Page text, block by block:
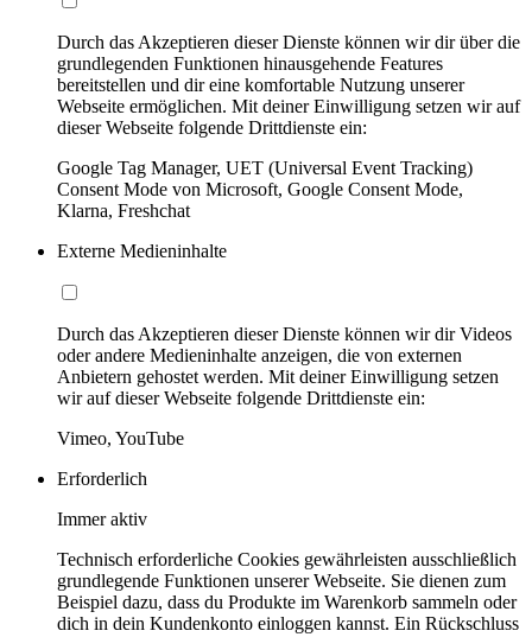
Durch das Akzeptieren dieser Dienste können wir dir über die
grundlegenden Funktionen hinausgehende Features
bereitstellen und dir eine komfortable Nutzung unserer
Webseite ermöglichen. Mit deiner Einwilligung setzen wir auf
dieser Webseite folgende Drittdienste ein:
Google Tag Manager, UET (Universal Event Tracking)
Consent Mode von Microsoft, Google Consent Mode,
Klarna, Freshchat
Externe Medieninhalte
Durch das Akzeptieren dieser Dienste können wir dir Videos
oder andere Medieninhalte anzeigen, die von externen
Anbietern gehostet werden. Mit deiner Einwilligung setzen
wir auf dieser Webseite folgende Drittdienste ein:
Vimeo, YouTube
Erforderlich
Immer aktiv
Technisch erforderliche Cookies gewährleisten ausschließlich
grundlegende Funktionen unserer Webseite. Sie dienen zum
Beispiel dazu, dass du Produkte im Warenkorb sammeln oder
dich in dein Kundenkonto einloggen kannst. Ein Rückschluss